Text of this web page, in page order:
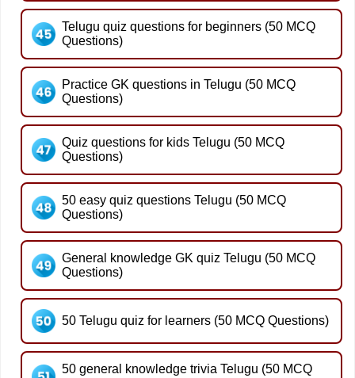
Telugu quiz questions for beginners (50 MCQ
Questions)
Practice GK questions in Telugu (50 MCQ
Questions)
Quiz questions for kids Telugu (50 MCQ
Questions)
50 easy quiz questions Telugu (50 MCQ
Questions)
General knowledge GK quiz Telugu (50 MCQ
Questions)
50 Telugu quiz for learners (50 MCQ Questions)
50 general knowledge trivia Telugu (50 MCQ